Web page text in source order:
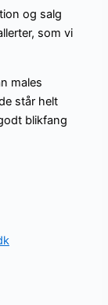
og salg
som vi
males
står helt
blikfang